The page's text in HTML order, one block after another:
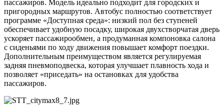
пассажиров. Модель идеально подходит для городских и
пригородных маршрутов. Автобус полностью соответствует
программе «Доступная среда»: низкий пол без ступеней
обеспечивает удобную посадку, широкая двухстворчатая дверь
ускоряет пассажирообмен, а продуманная компоновка салона
с сиденьями по ходу движения повышает комфорт поездки.
Дополнительным преимуществом является регулируемая
задняя пневмоподвеска, которая улучшает плавность хода и
позволяет «приседать» на остановках для удобства
пассажиров.